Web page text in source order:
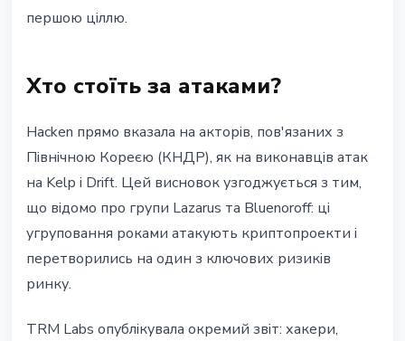
першою ціллю.
Хто стоїть за атаками?
Hacken прямо вказала на акторів, пов'язаних з
Північною Кореєю (КНДР), як на виконавців атак
на Kelp і Drift. Цей висновок узгоджується з тим,
що відомо про групи Lazarus та Bluenoroff: ці
угруповання роками атакують криптопроекти і
перетворились на один з ключових ризиків
ринку.
TRM Labs опублікувала окремий звіт: хакери,